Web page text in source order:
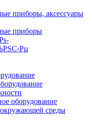
приборы, аксессуары
приборы
оборудование
среды